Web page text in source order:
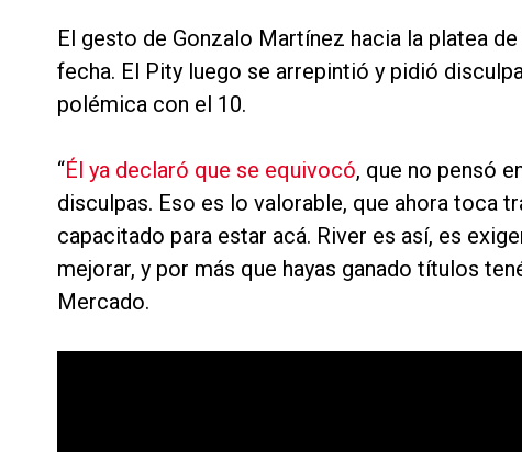
El gesto de Gonzalo Martínez hacia la platea
fecha. El Pity luego se arrepintió y pidió
polémica con el 10.
“Él ya declaró que se equivocó, que no pensó
disculpas. Eso es lo valorable, que ahora toca
capacitado para estar acá. River es así, es
mejorar, y por más que hayas ganado títulos
Mercado.